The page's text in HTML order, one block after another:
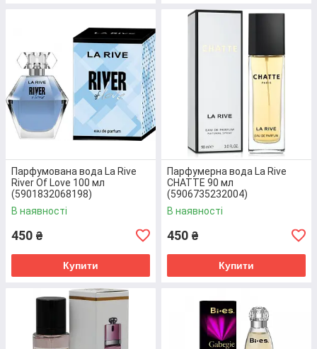
Універсальна парфумована вода, яка підійде як
для чоловіків, так і для жінок. Основними нотами
цього аромату є шафран, турецька троянда, білий
кедр та ладан. Об’єм - 30 мл.
Перейти до товару
Парфумована вода La Rive
River Of Love 100 мл
(5901832068198)
В наявності
450 ₴
Купити
Парфумерна вода La Rive
CHATTE 90 мл
(5906735232004)
В наявності
450 ₴
Купити